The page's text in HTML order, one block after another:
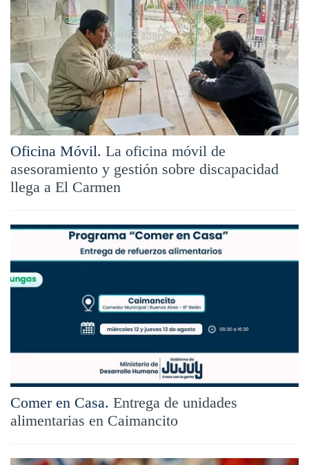
Oficina Móvil. La oficina móvil de
asesoramiento y gestión sobre discapacidad
llega a El Carmen
Comer en Casa. Entrega de unidades
alimentarias en Caimancito